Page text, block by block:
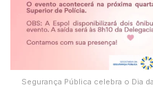
Segurança Pública celebra o Dia